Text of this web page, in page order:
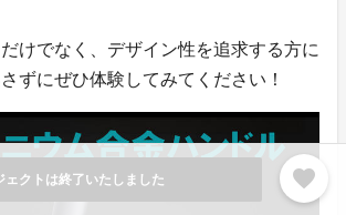
ェクトは終了いたしました favorite
けでなく、デザイン性を追求する方に
ずにぜひ体験してみてください！